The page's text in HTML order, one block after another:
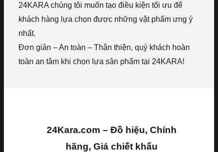
24KARA chúng tôi muốn tạo điều kiện tối ưu để
khách hàng lựa chọn được những vật phẩm ưng ý
nhất.
Đơn giản – An toàn – Thân thiện, quý khách hoàn
toàn an tâm khi chọn lựa sản phẩm tại 24KARA!
24Kara.com – Đồ hiệu, Chính
hãng, Giá chiết khấu